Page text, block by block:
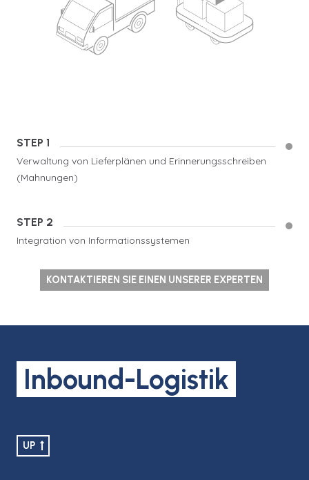
STEP 1
Verwaltung von Lieferplänen und Erinnerungsschreiben
(Mahnungen)
STEP 2
Integration von Informationssystemen
KONTAKTIEREN SIE EINEN UNSERER EXPERTEN
Inbound-Logistik
UP